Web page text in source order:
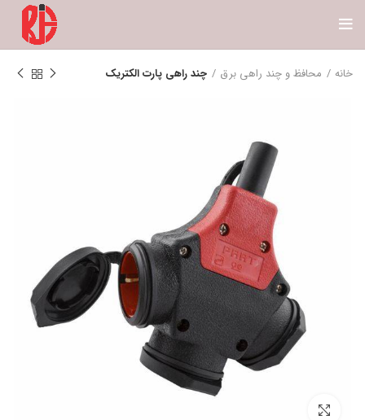
خانه محافظ و چند راهی برق چند راهی پارت الکتریک